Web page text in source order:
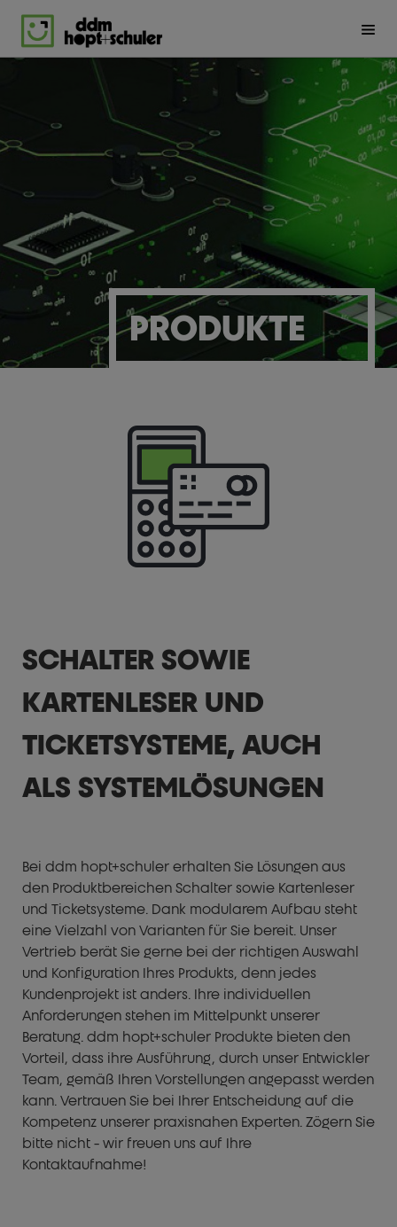
Direkt
Inhalt
PRODUKTE
SCHALTER SOWIE
KARTENLESER UND
TICKETSYSTEME, AUCH
ALS SYSTEMLÖSUNGEN
Bei ddm hopt+schuler erhalten Sie Lösungen aus
den Produktbereichen Schalter sowie Kartenleser
und Ticketsysteme. Dank modularem Aufbau steht
eine Vielzahl von Varianten für Sie bereit. Unser
Vertrieb berät Sie gerne bei der richtigen Auswahl
und Konfiguration Ihres Produkts, denn jedes
Kundenprojekt ist anders. Ihre individuellen
Anforderungen stehen im Mittelpunkt unserer
Beratung. ddm hopt+schuler Produkte bieten den
Vorteil, dass ihre Ausführung, durch unser Entwickler
Team, gemäß Ihren Vorstellungen angepasst werden
kann. Vertrauen Sie bei Ihrer Entscheidung auf die
Kompetenz unserer praxisnahen Experten. Zögern Sie
bitte nicht - wir freuen uns auf Ihre
Kontaktaufnahme!